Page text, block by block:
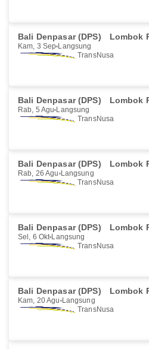
Bali Denpasar (DPS) Lombok
Kam, 3 Sep Langsung
TransNusa
Bali Denpasar (DPS) Lombok
Rab, 5 Agu Langsung
TransNusa
Bali Denpasar (DPS) Lombok
Rab, 26 Agu Langsung
TransNusa
Bali Denpasar (DPS) Lombok
Sel, 6 Okt Langsung
TransNusa
Bali Denpasar (DPS) Lombok
Kam, 20 Agu Langsung
TransNusa